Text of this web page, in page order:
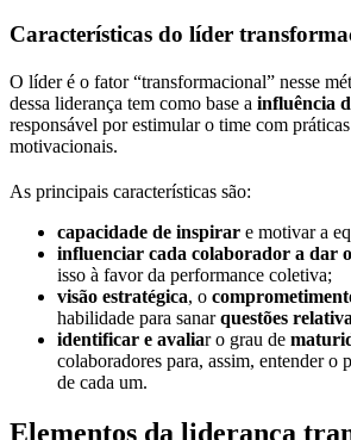
Características do líder
O líder é o fator “transformacional” nesse
dessa liderança tem como base a influência
responsável por estimular o time com
motivacionais.
As principais características são:
capacidade de inspirar e motivar a
influenciar cada colaborador a dar
isso à favor da performance coletiva;
visão estratégica, o
habilidade para sanarquestões
identificar e avaliar o grau de
colaboradores para, assim, entender o
de cada um.
Elementos da liderança